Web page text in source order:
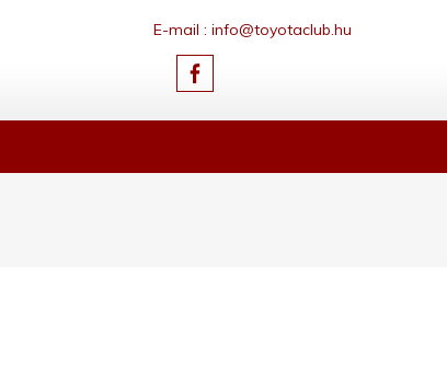
E-mail : info@toyotaclub.hu